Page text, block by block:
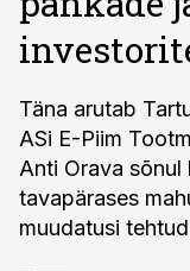
Täna arutab
ASi E-Piim
Anti Orava
tavapärases
muudatusi